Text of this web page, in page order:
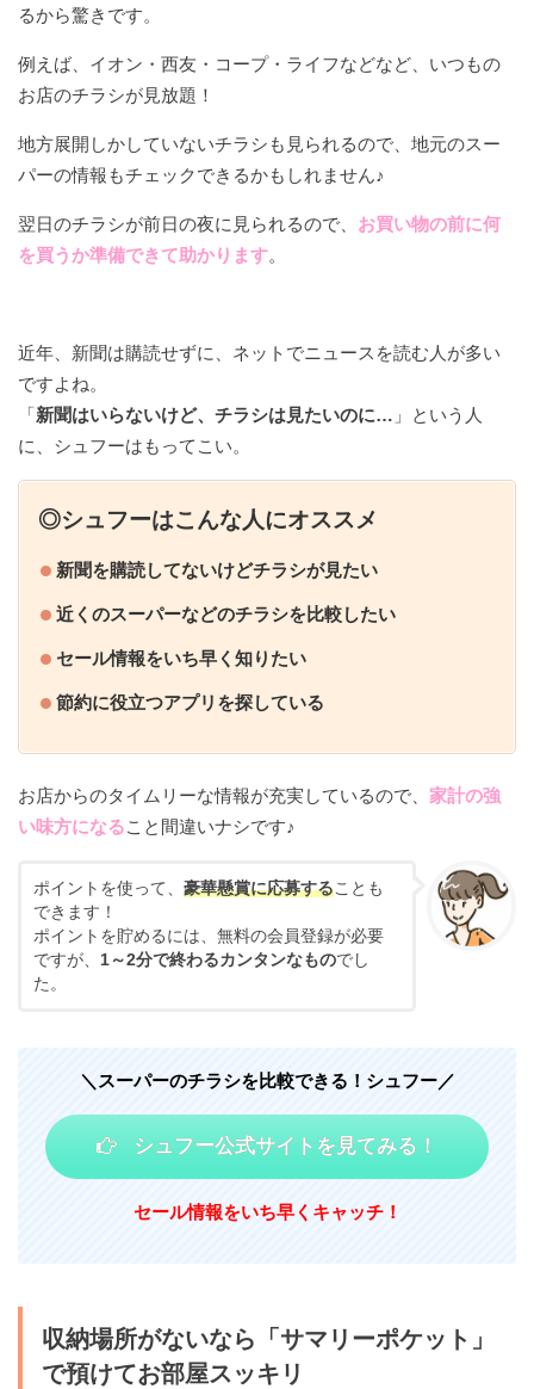
るから驚きです。
例えば、イオン・西友・コープ・ライフなどなど、いつもの
お店のチラシが見放題！
地方展開しかしていないチラシも見られるので、地元のスー
パーの情報もチェックできるかもしれません♪
翌日のチラシが前日の夜に見られるので、 お買い物の前に何
を買うか準備できて助かります。
近年、新聞は購読せずに、ネットでニュースを読む人が多い
ですよね。
「新聞はいらないけど、チラシは見たいのに… 」という人
に、シュフーはもってこい。
◎シュフーはこんな人にオススメ
新聞を購読してないけどチラシが見たい
近くのスーパーなどのチラシを比較したい
セール情報をいち早く知りたい
節約に役立つアプリを探している
お店からのタイムリーな情報が充実しているので、 家計の強
い味方になること間違いナシです♪
ポイントを使って、豪華懸賞に応募することも
できます！
ポイントを貯めるには、無料の会員登録が必要
ですが、 1～2分で終わるカンタンなものでし
た。
＼スーパーのチラシを比較できる！シュフー／
シュフー公式サイトを見てみる！
セール情報をいち早くキャッチ！
収納場所がないなら「サマリーポケット」
で預けてお部屋スッキリ